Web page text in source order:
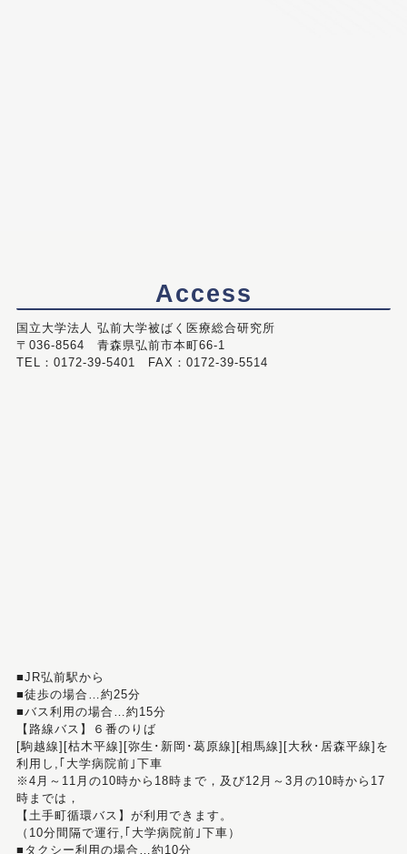
Access
国立大学法人 弘前大学被ばく医療総合研究所
〒036-8564 青森県弘前市本町66-1
TEL：0172-39-5401 FAX：0172-39-5514
■JR弘前駅から
■徒歩の場合…約25分
■バス利用の場合…約15分
【路線バス】６番のりば
[駒越線][枯木平線][弥生･新岡･葛原線][相馬線][大秋･居森平線]を
利用し,｢大学病院前｣下車
※4月～11月の10時から18時まで，及び12月～3月の10時から17
時までは，
【土手町循環バス】が利用できます。
（10分間隔で運行,｢大学病院前｣下車）
■タクシー利用の場合…約10分